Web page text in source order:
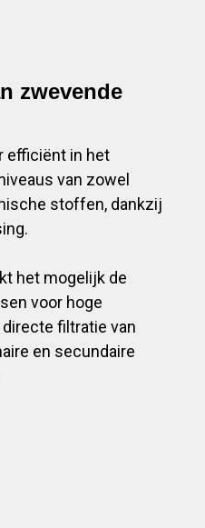
zwevende
efficiënt in het
van zowel
stoffen, dankzij
het mogelijk de
voor hoge
filtratie van
en secundaire